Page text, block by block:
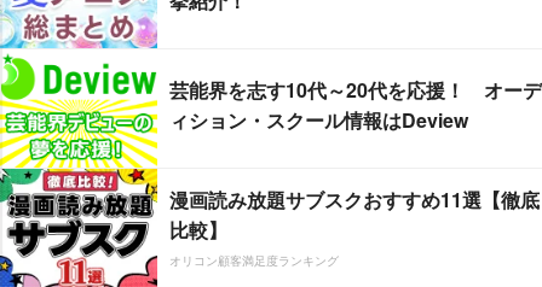
芸能界を志す10代～20代を応援！ オーデ
ィション・スクール情報はDeview
漫画読み放題サブスクおすすめ11選【徹底
比較】
オリコン顧客満足度ランキング